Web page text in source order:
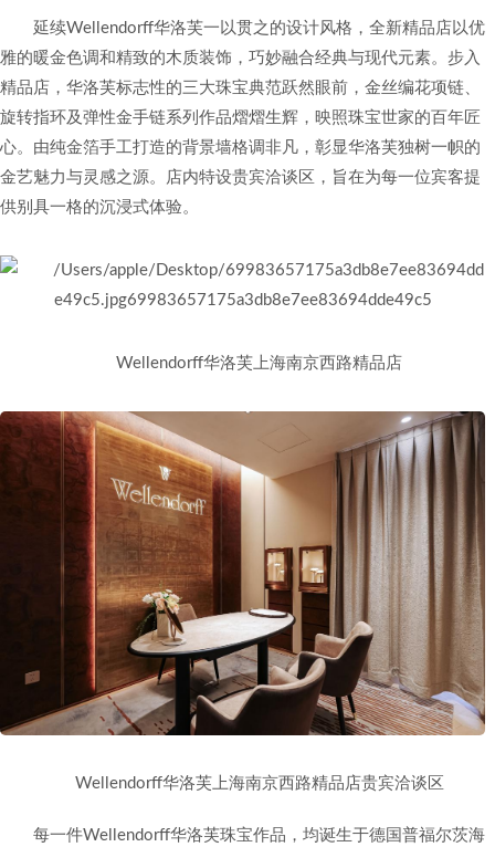
延续Wellendorff华洛芙一以贯之的设计风格，全新精品店以优
雅的暖金色调和精致的木质装饰，巧妙融合经典与现代元素。步入
精品店，华洛芙标志性的三大珠宝典范跃然眼前，金丝编花项链、
旋转指环及弹性金手链系列作品熠熠生辉，映照珠宝世家的百年匠
心。由纯金箔手工打造的背景墙格调非凡，彰显华洛芙独树一帜的
金艺魅力与灵感之源。店内特设贵宾洽谈区，旨在为每一位宾客提
供别具一格的沉浸式体验。
Wellendorff华洛芙上海南京西路精品店
Wellendorff华洛芙上海南京西路精品店贵宾洽谈区
每一件Wellendorff华洛芙珠宝作品，均诞生于德国普福尔茨海